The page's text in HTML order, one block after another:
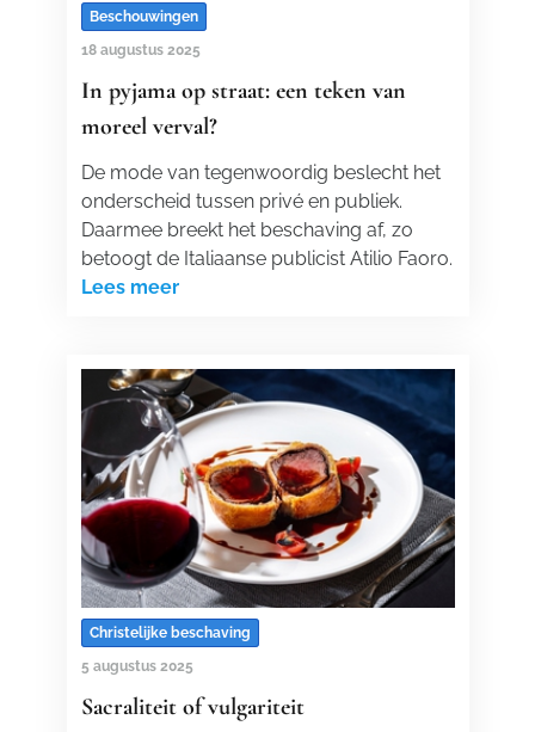
Beschouwingen
18 augustus 2025
In pyjama op straat: een teken van
moreel verval?
De mode van tegenwoordig beslecht het
onderscheid tussen privé en publiek.
Daarmee breekt het beschaving af, zo
betoogt de Italiaanse publicist Atilio Faoro.
Lees meer
Christelijke beschaving
5 augustus 2025
Sacraliteit of vulgariteit